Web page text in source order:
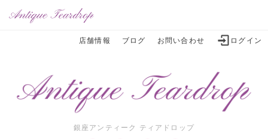
店舗情報 ブログ お問い合わせ ログイン
銀座アンティーク ティアドロップ